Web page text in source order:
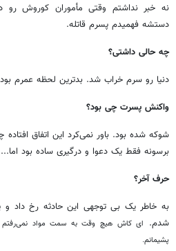
نه خبر نداشتم وقتی مأموران کوروش رو
دستشه فهمیدم پسرم قاتله.
چه حالی داشتی؟
دنیا رو سرم خراب شد. بدترین لحظه عمرم
واکنش پسرت چی بود؟
شوکه شده بود. باور نمی‌کرد این اتفاق
برسونه فقط یک دعوا و درگیری ساده بود اما...
حرف آخر؟
به خاطر یک بی توجهی این حادثه رخ داد
شدم. ای کاش هیچ وقت به سمت مواد
پشیمانم.